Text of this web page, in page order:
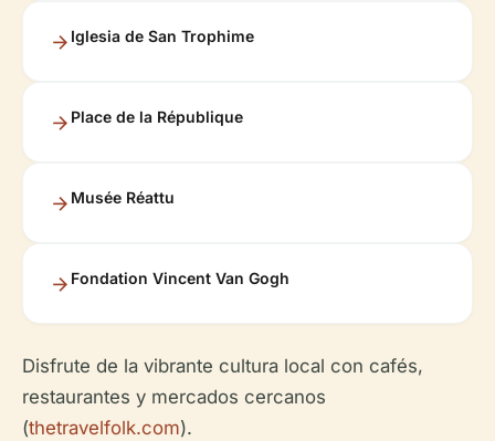
Iglesia de San Trophime
Place de la République
Musée Réattu
Fondation Vincent Van Gogh
Disfrute de la vibrante cultura local con cafés,
restaurantes y mercados cercanos
(thetravelfolk.com).